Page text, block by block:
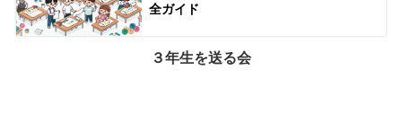
全ガイド
３年生を送る会